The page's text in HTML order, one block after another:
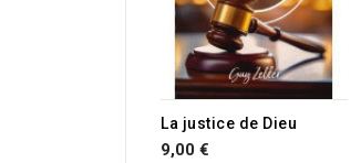
La justice de Dieu
9,00 €